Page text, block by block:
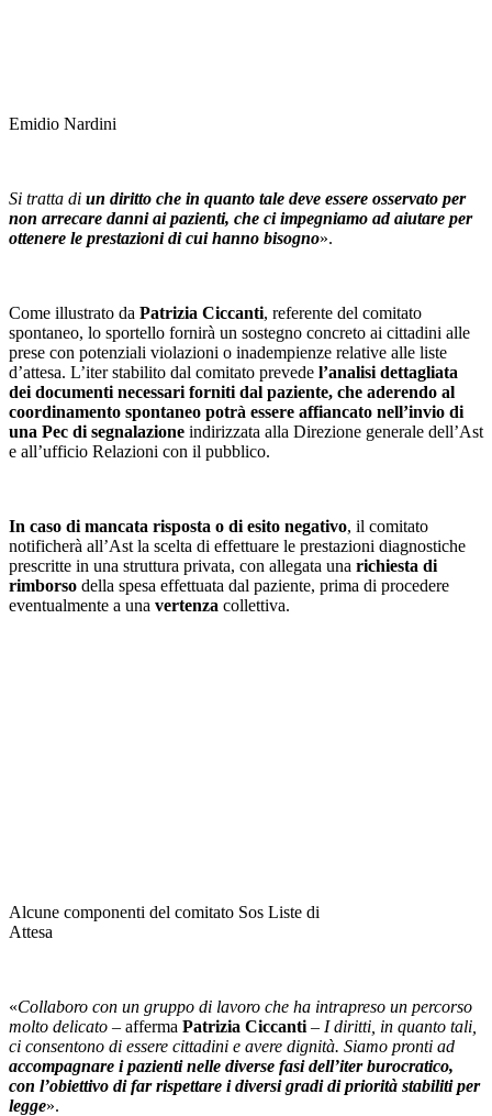
Emidio Nardini
Si tratta di un diritto che in quanto tale deve essere osservato per
non arrecare danni ai pazienti, che ci impegniamo ad aiutare per
ottenere le prestazioni di cui hanno bisogno».
Come illustrato da Patrizia Ciccanti, referente del comitato
spontaneo, lo sportello fornirà un sostegno concreto ai cittadini alle
prese con potenziali violazioni o inadempienze relative alle liste
d’attesa. L’iter stabilito dal comitato prevede l’analisi dettagliata
dei documenti necessari forniti dal paziente, che aderendo al
coordinamento spontaneo potrà essere affiancato nell’invio di
una Pec di segnalazione indirizzata alla Direzione generale dell’Ast
e all’ufficio Relazioni con il pubblico.
In caso di mancata risposta o di esito negativo, il comitato
notificherà all’Ast la scelta di effettuare le prestazioni diagnostiche
prescritte in una struttura privata, con allegata una richiesta di
rimborso della spesa effettuata dal paziente, prima di procedere
eventualmente a una vertenza collettiva.
Alcune componenti del comitato Sos Liste di
Attesa
«Collaboro con un gruppo di lavoro che ha intrapreso un percorso
molto delicato – afferma Patrizia Ciccanti – I diritti, in quanto tali,
ci consentono di essere cittadini e avere dignità. Siamo pronti ad
accompagnare i pazienti nelle diverse fasi dell’iter burocratico,
con l’obiettivo di far rispettare i diversi gradi di priorità stabiliti per
legge».